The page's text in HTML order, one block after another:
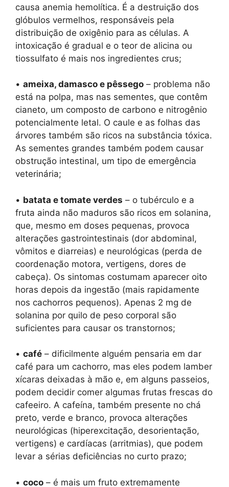
causa anemia hemolítica. É a destruição dos
glóbulos vermelhos, responsáveis pela
distribuição de oxigênio para as células. A
intoxicação é gradual e o teor de alicina ou
tiossulfato é mais nos ingredientes crus;
• ameixa, damasco e pêssego – problema não
está na polpa, mas nas sementes, que contêm
cianeto, um composto de carbono e nitrogênio
potencialmente letal. O caule e as folhas das
árvores também são ricos na substância tóxica.
As sementes grandes também podem causar
obstrução intestinal, um tipo de emergência
veterinária;
• batata e tomate verdes – o tubérculo e a
fruta ainda não maduros são ricos em solanina,
que, mesmo em doses pequenas, provoca
alterações gastrointestinais (dor abdominal,
vômitos e diarreias) e neurológicas (perda de
coordenação motora, vertigens, dores de
cabeça). Os sintomas costumam aparecer oito
horas depois da ingestão (mais rapidamente
nos cachorros pequenos). Apenas 2 mg de
solanina por quilo de peso corporal são
suficientes para causar os transtornos;
• café – dificilmente alguém pensaria em dar
café para um cachorro, mas eles podem lamber
xícaras deixadas à mão e, em alguns passeios,
podem decidir comer algumas frutas frescas do
cafeeiro. A cafeína, também presente no chá
preto, verde e branco, provoca alterações
neurológicas (hiperexcitação, desorientação,
vertigens) e cardíacas (arritmias), que podem
levar a sérias deficiências no curto prazo;
• coco – é mais um fruto extremamente